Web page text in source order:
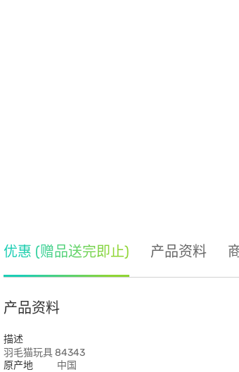
优惠 (赠品送完即止) 产品资料
产品资料
描述
羽毛猫玩具 84343
原产地
中国